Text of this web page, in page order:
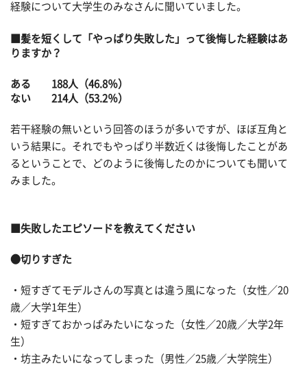
経験について大学生のみなさんに聞いていました。
■髪を短くして「やっぱり失敗した」って後悔した経験はあ
りますか？
ある 188人（46.8％）
ない 214人（53.2％）
若干経験の無いという回答のほうが多いですが、ほぼ互角と
いう結果に。それでもやっぱり半数近くは後悔したことがあ
るということで、どのように後悔したのかについても聞いて
みました。
■失敗したエピソードを教えてください
●切りすぎた
・短すぎてモデルさんの写真とは違う風になった（女性／20
歳／大学1年生）
・短すぎておかっぱみたいになった（女性／20歳／大学2年
生）
・坊主みたいになってしまった（男性／25歳／大学院生）